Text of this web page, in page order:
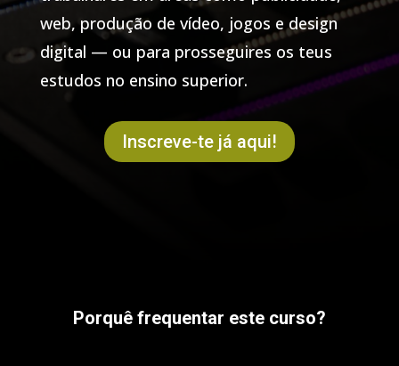
web, produção de vídeo, jogos e design
digital — ou para prosseguires os teus
estudos no ensino superior.
Inscreve-te já aqui!
Porquê frequentar este curso?